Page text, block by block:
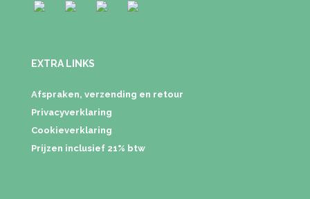
EXTRA LINKS
Afspraken, verzending en retour
Privacyverklaring
Cookieverklaring
Prijzen inclusief 21% btw